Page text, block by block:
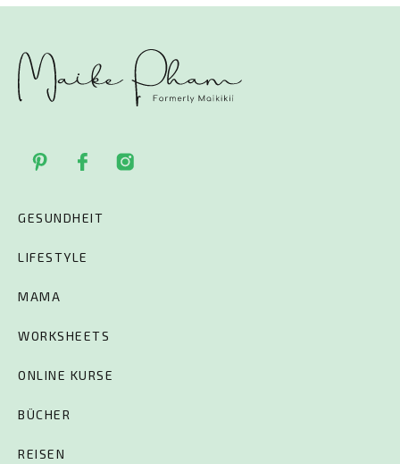
GESUNDHEIT
LIFESTYLE
MAMA
WORKSHEETS
ONLINE KURSE
BÜCHER
REISEN